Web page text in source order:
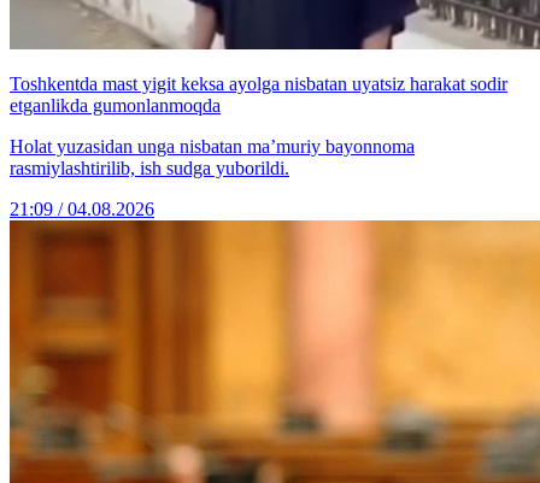
Toshkentda mast yigit keksa ayolga nisbatan uyatsiz harakat sodir
etganlikda gumonlanmoqda
Holat yuzasidan unga nisbatan ma’muriy bayonnoma
rasmiylashtirilib, ish sudga yuborildi.
21:09 / 04.08.2026